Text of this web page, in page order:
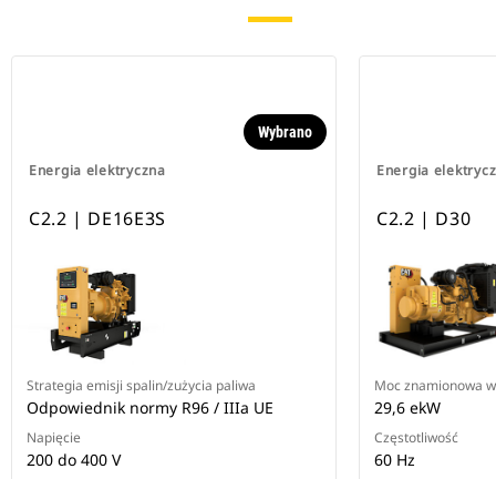
Energia elektryczna
Wybrano
C2.2 | DE16E3S
Strategia emisji spalin/zużycia paliwa
Odpowiednik normy R96 / IIIa UE
Napięcie
200 do 400 V
Energia
C2.2 | D30
Moc znamionowa
29,6 ekW
Częstotliwość
60 Hz